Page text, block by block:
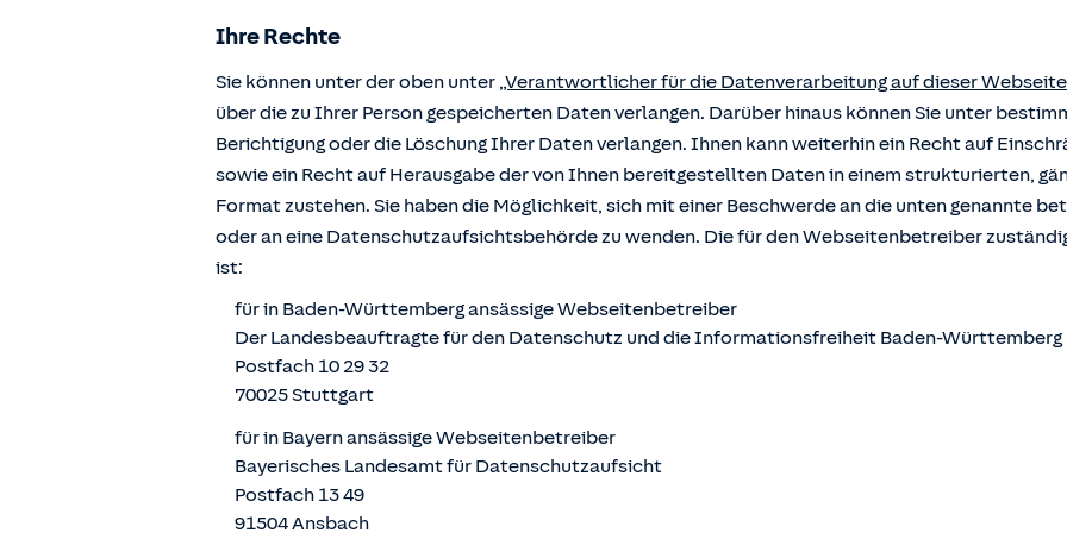
Ihre Rechte
Sie können unter der oben unter „Verantwortlicher für die Datenverarbeitung auf dieser
über die zu Ihrer Person gespeicherten Daten verlangen. Darüber hinaus können Sie unter
Berichtigung oder die Löschung Ihrer Daten verlangen. Ihnen kann weiterhin ein Recht auf
sowie ein Recht auf Herausgabe der von Ihnen bereitgestellten Daten in einem strukturierten,
Format zustehen. Sie haben die Möglichkeit, sich mit einer Beschwerde an die unten genannte
oder an eine Datenschutzaufsichtsbehörde zu wenden. Die für den Webseitenbetreiber
ist:
für in Baden-Württemberg ansässige Webseitenbetreiber
Der Landesbeauftragte für den Datenschutz und die Informationsfreiheit Baden-Württemberg
Postfach 10 29 32
70025 Stuttgart
für in Bayern ansässige Webseitenbetreiber
Bayerisches Landesamt für Datenschutzaufsicht
Postfach 13 49
91504 Ansbach